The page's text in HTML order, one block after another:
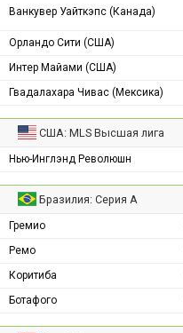
Ванкувер Уайткэпс (Канада)
Орландо Сити (США)
Интер Майами (США)
Гвадалахара Чивас (Мексика)
США: MLS Высшая лига
Нью-Инглэнд Революшн
Бразилия: Серия А
Гремио
Ремо
Коритиба
Ботафого